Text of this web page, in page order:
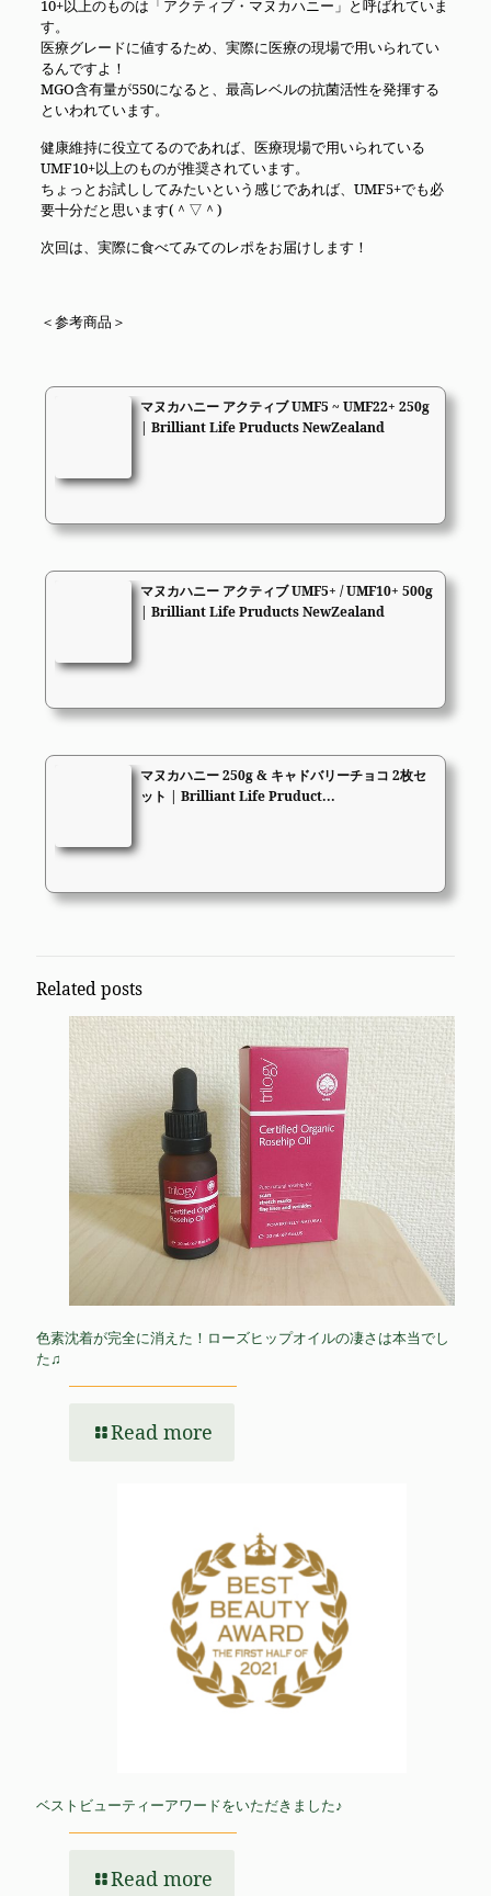
10+以上のものは「アクティブ・マヌカハニー」と呼ばれていま
す。
医療グレードに値するため、実際に医療の現場で用いられてい
るんですよ！
MGO含有量が550になると、最高レベルの抗菌活性を発揮する
といわれています。
健康維持に役立てるのであれば、医療現場で用いられている
UMF10+以上のものが推奨されています。
ちょっとお試ししてみたいという感じであれば、UMF5+でも必
要十分だと思います(＾▽＾)
次回は、実際に食べてみてのレポをお届けします！
＜参考商品＞
マヌカハニー アクティブ UMF5 ~ UMF22+ 250g
| Brilliant Life Pruducts NewZealand
マヌカハニー アクティブ UMF5+ / UMF10+ 500g
| Brilliant Life Pruducts NewZealand
マヌカハニー 250g & キャドバリーチョコ 2枚セ
ット | Brilliant Life Pruduct...
Related posts
色素沈着が完全に消えた！ローズヒップオイルの凄さは本当でし
た♫
Read more
ベストビューティーアワードをいただきました♪
Read more